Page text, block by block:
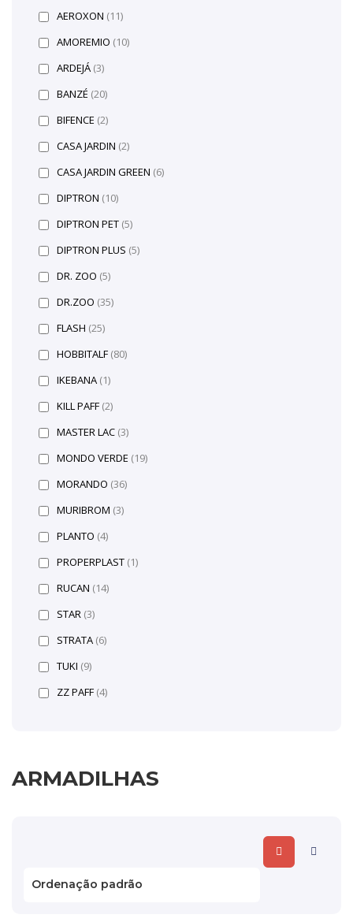
ARMADILHAS
AEROXON (11)
AMOREMIO (10)
ARDEJÁ (3)
BANZÉ (20)
BIFENCE (2)
CASA JARDIN (2)
CASA JARDIN GREEN (6)
DIPTRON (10)
DIPTRON PET (5)
DIPTRON PLUS (5)
DR. ZOO (5)
DR.ZOO (35)
FLASH (25)
HOBBITALF (80)
IKEBANA (1)
KILL PAFF (2)
MASTER LAC (3)
MONDO VERDE (19)
MORANDO (36)
MURIBROM (3)
PLANTO (4)
PROPERPLAST (1)
RUCAN (14)
STAR (3)
STRATA (6)
TUKI (9)
ZZ PAFF (4)